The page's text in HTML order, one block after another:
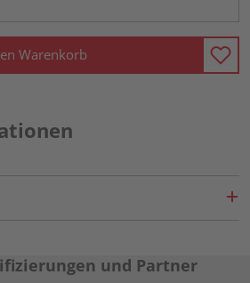
Warenkorb
und Partner